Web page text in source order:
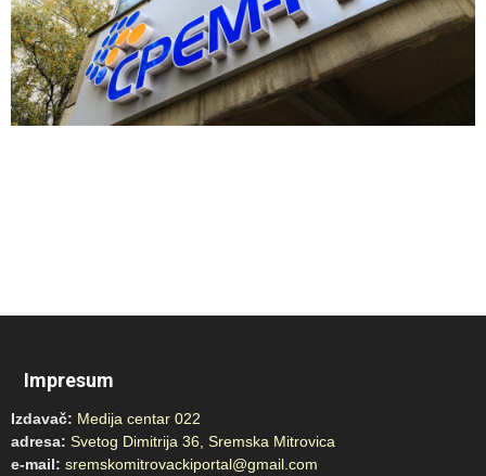
Impresum
Izdavač: Medija centar 022
adresa: Svetog Dimitrija 36, Sremska Mitrovica
e-mail: sremskomitrovackiportal@gmail.com